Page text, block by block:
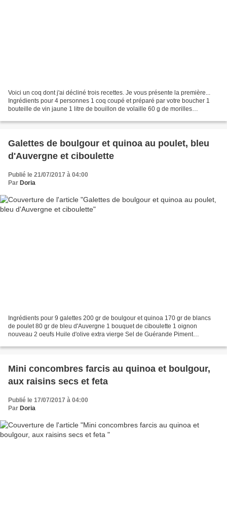
Voici un coq dont j'ai décliné trois recettes. Je vous présente la première...
Ingrédients pour 4 personnes 1 coq coupé et préparé par votre boucher 1
bouteille de vin jaune 1 litre de bouillon de volaille 60 g de morilles
Galettes de boulgour et quinoa au poulet, bleu
d'Auvergne et ciboulette
Publié le 21/07/2017 à 04:00
Par Doria
Ingrédients pour 9 galettes 200 gr de boulgour et quinoa 170 gr de blancs
de poulet 80 gr de bleu d'Auvergne 1 bouquet de ciboulette 1 oignon
nouveau 2 oeufs Huile d'olive extra vierge Sel de Guérande Piment
Mini concombres farcis au quinoa et boulgour,
aux raisins secs et feta
Publié le 17/07/2017 à 04:00
Par Doria